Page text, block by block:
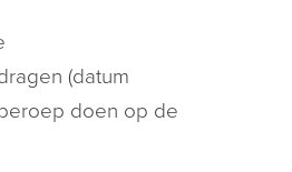
(datum
doen op de